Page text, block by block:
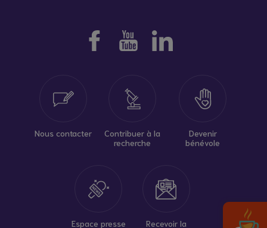
Nous contacter
Contribuer à la
recherche
Devenir
bénévole
Espace presse
Recevoir la